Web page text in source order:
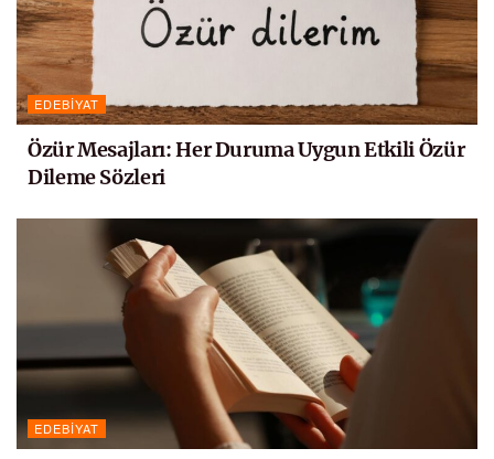
EDEBIYAT
Özür Mesajları: Her Duruma Uygun Etkili Özür
Dileme Sözleri
EDEBIYAT